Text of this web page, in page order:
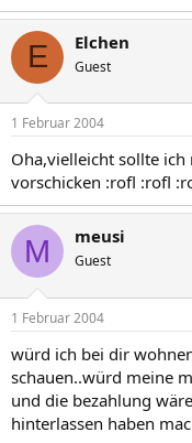
E Elchen
Guest
1 Februar 2004
Oha,vielleicht sollte
vorschicken :rofl :rofl
M meusi
Guest
1 Februar 2004
würd ich bei dir
schauen..würd meine
und die bezahlung
hinterlassen haben